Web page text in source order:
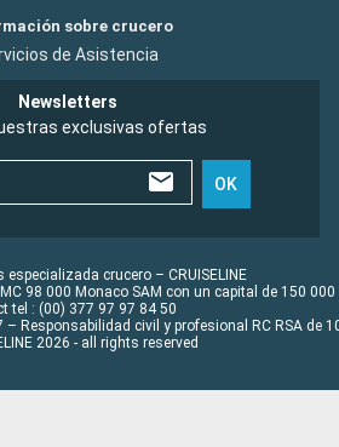
sobre crucero
de Asistencia
Newsletters
exclusivas ofertas
OK
especializada crucero – CRUISELINE
98 000 Monaco SAM con un capital de 150 000
tel : (00) 377 97 97 84 50
Responsabilidad civil y profesional RC RSA de
2026 - all rights reserved